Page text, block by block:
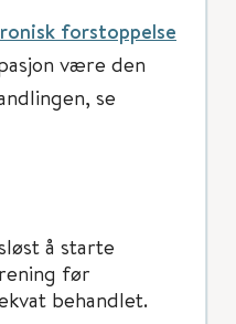
forstoppelse
være den
se
å starte
før
behandlet.